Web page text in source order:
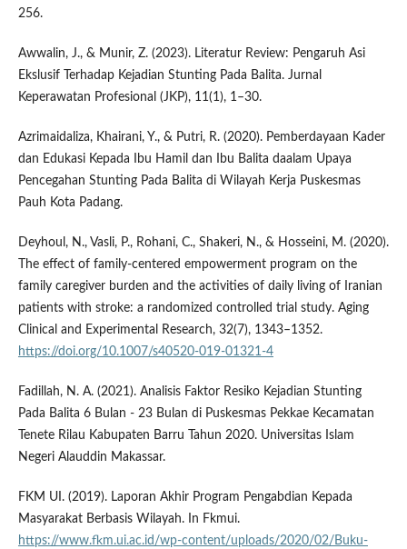
256.
Awwalin, J., & Munir, Z. (2023). Literatur Review: Pengaruh Asi
Ekslusif Terhadap Kejadian Stunting Pada Balita. Jurnal
Keperawatan Profesional (JKP), 11(1), 1–30.
Azrimaidaliza, Khairani, Y., & Putri, R. (2020). Pemberdayaan Kader
dan Edukasi Kepada Ibu Hamil dan Ibu Balita daalam Upaya
Pencegahan Stunting Pada Balita di Wilayah Kerja Puskesmas
Pauh Kota Padang.
Deyhoul, N., Vasli, P., Rohani, C., Shakeri, N., & Hosseini, M. (2020).
The effect of family-centered empowerment program on the
family caregiver burden and the activities of daily living of Iranian
patients with stroke: a randomized controlled trial study. Aging
Clinical and Experimental Research, 32(7), 1343–1352.
https://doi.org/10.1007/s40520-019-01321-4
Fadillah, N. A. (2021). Analisis Faktor Resiko Kejadian Stunting
Pada Balita 6 Bulan - 23 Bulan di Puskesmas Pekkae Kecamatan
Tenete Rilau Kabupaten Barru Tahun 2020. Universitas Islam
Negeri Alauddin Makassar.
FKM UI. (2019). Laporan Akhir Program Pengabdian Kepada
Masyarakat Berbasis Wilayah. In Fkmui.
https://www.fkm.ui.ac.id/wp-content/uploads/2020/02/Buku-